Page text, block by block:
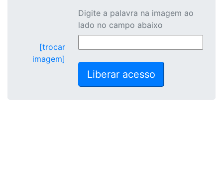
[trocar
imagem]
Digite a palavra na imagem ao
lado no campo abaixo